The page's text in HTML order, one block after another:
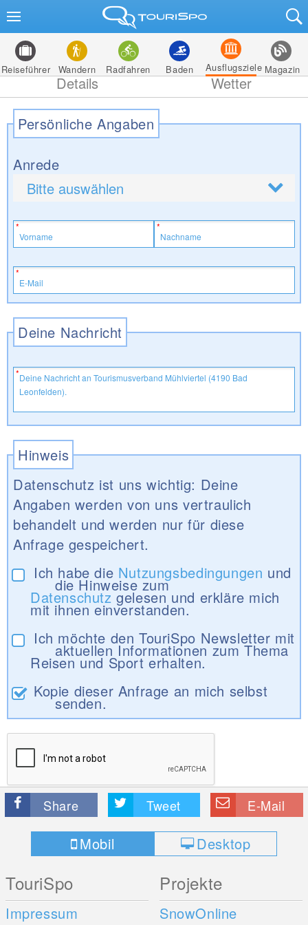
Reiseführer Wandern Radfahren Baden Ausflugsziele Magazin
Details Wetter
Persönliche Angaben
Anrede
Deine Nachricht
Hinweis
Datenschutz ist uns wichtig: Deine
Angaben werden von uns vertraulich
behandelt und werden nur für diese
Anfrage gespeichert.
Ich habe die Nutzungsbedingungen und
die Hinweise zum
Datenschutzgelesen und erkläre mich
mit ihnen einverstanden.
Ich möchte den TouriSpo Newsletter mit
aktuellen Informationen zum Thema
Reisen und Sport erhalten.
Kopie dieser Anfrage an mich selbst
senden.
Share Tweet E-Mail
Mobil Desktop
TouriSpo
Impressum
Projekte
SnowOnline